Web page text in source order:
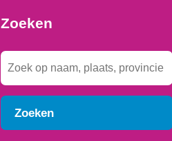
Zoeken
Zoeken